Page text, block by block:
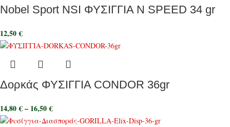
Nobel Sport NSI ΦΥΣΙΓΓΙΑ N SPEED 34 gr
12,50€
Δορκάς ΦΥΣΙΓΓΙΑ CONDOR 36gr
14,80€– 16,50€